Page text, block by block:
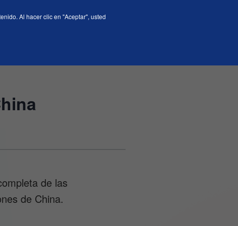
Al hacer clic en "Aceptar", usted
de las
de China.